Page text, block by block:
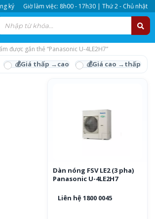
ký Giờ làm việc: 8h00 - 17h30 | Thứ 2 - Chủ nhật
được gắn thẻ “Panasonic U-4LE2H7”
U-4LE2H7
Dàn nóng FSV LE2 (3 pha)
Panasonic U-4LE2H7
Liên hệ 1800 0045